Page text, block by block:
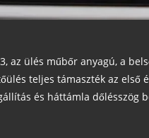
az ülés műbőr anyagú, a
teljes támaszték az első
és háttámla dőlésszög